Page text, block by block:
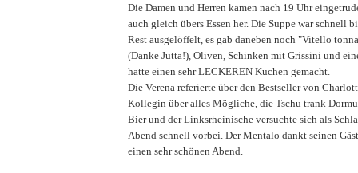
Die Damen und Herren kamen nach 19 Uhr
auch gleich übers Essen her. Die Suppe war schnell
Rest ausgelöffelt, es gab daneben noch "Vitello
(Danke Jutta!), Oliven, Schinken mit Grissini und
hatte einen sehr LECKEREN Kuchen gemacht.
Die Verena referierte über den Bestseller von
Kollegin über alles Mögliche, die Tschu trank
Bier und der Linksrheinische versuchte sich als
Abend schnell vorbei. Der Mentalo dankt seinen
einen sehr schönen Abend.